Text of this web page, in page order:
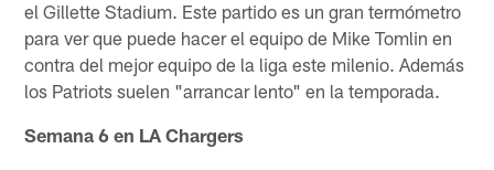
el Gillette Stadium. Este partido es un gran termómetro
para ver que puede hacer el equipo de Mike Tomlin en
contra del mejor equipo de la liga este milenio. Además
los Patriots suelen "arrancar lento" en la temporada.
Semana 6 en LA Chargers